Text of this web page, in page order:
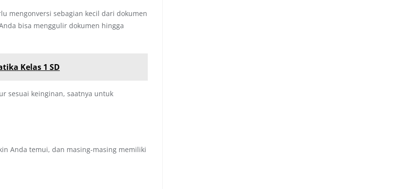
mengonversi sebagian kecil dari dokumen
bisa menggulir dokumen hingga
Kelas 1 SD
sesuai keinginan, saatnya untuk
Anda temui, dan masing-masing memiliki